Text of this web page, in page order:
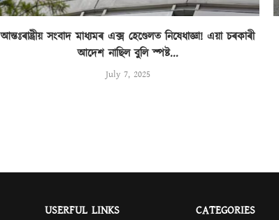
আন্তঃৰাষ্ট্ৰীয় সংবাদ মাধ্যমৰ এক্স হেণ্ডেলত নিষেধাজ্ঞা! এয়া চৰকাৰী
আদেশ নাছিল বুলি স্পষ্ট...
July 7, 2025
USERFUL LINKS
CATEGORIES